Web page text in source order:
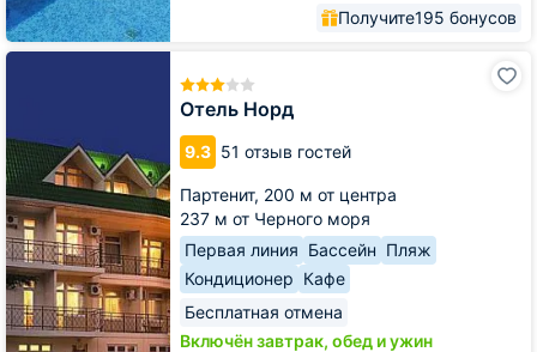
Получите195 бонусов
Отель Норд
9.3 51 отзыв гостей
Партенит, 200 м от центра
237 м от Черного моря
Первая линия Бассейн Пляж
Кондиционер Кафе
Бесплатная отмена
Включён завтрак, обед и ужин
Отель